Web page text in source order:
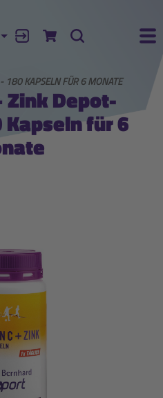
Sprache:
AnmeldenZum Warenkorb
Suche
- 180 KAPSELN FÜR 6 MONATE
Zink Depot-
für 6